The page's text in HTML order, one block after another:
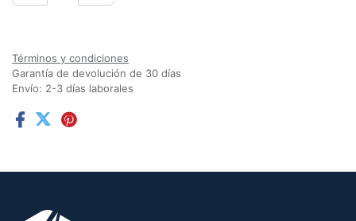
Términos y condiciones
Garantía de devolución de 30 días
Envío: 2-3 días laborales